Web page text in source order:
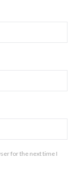
for the next time I